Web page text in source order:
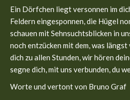
in
new
window
in
new
window
Ein Dörfchen liegt versonnen im
Feldern eingesponnen, die Hügel
schauen mit Sehnsuchtsblicken in
noch entzücken mit dem, was
dich zu allen Stunden, wir hören
segne dich, mit uns verbunden, du
Worte und vertont von Bruno Graf